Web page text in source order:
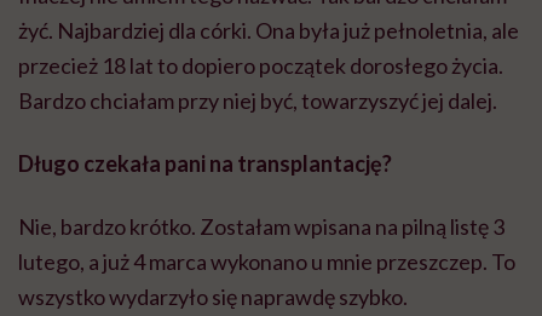
żyć. Najbardziej dla córki. Ona była już pełnoletnia, ale
przecież 18 lat to dopiero początek dorosłego życia.
Bardzo chciałam przy niej być, towarzyszyć jej dalej.
Długo czekała pani na transplantację?
Nie, bardzo krótko. Zostałam wpisana na pilną listę 3
lutego, a już 4 marca wykonano u mnie przeszczep. To
wszystko wydarzyło się naprawdę szybko.